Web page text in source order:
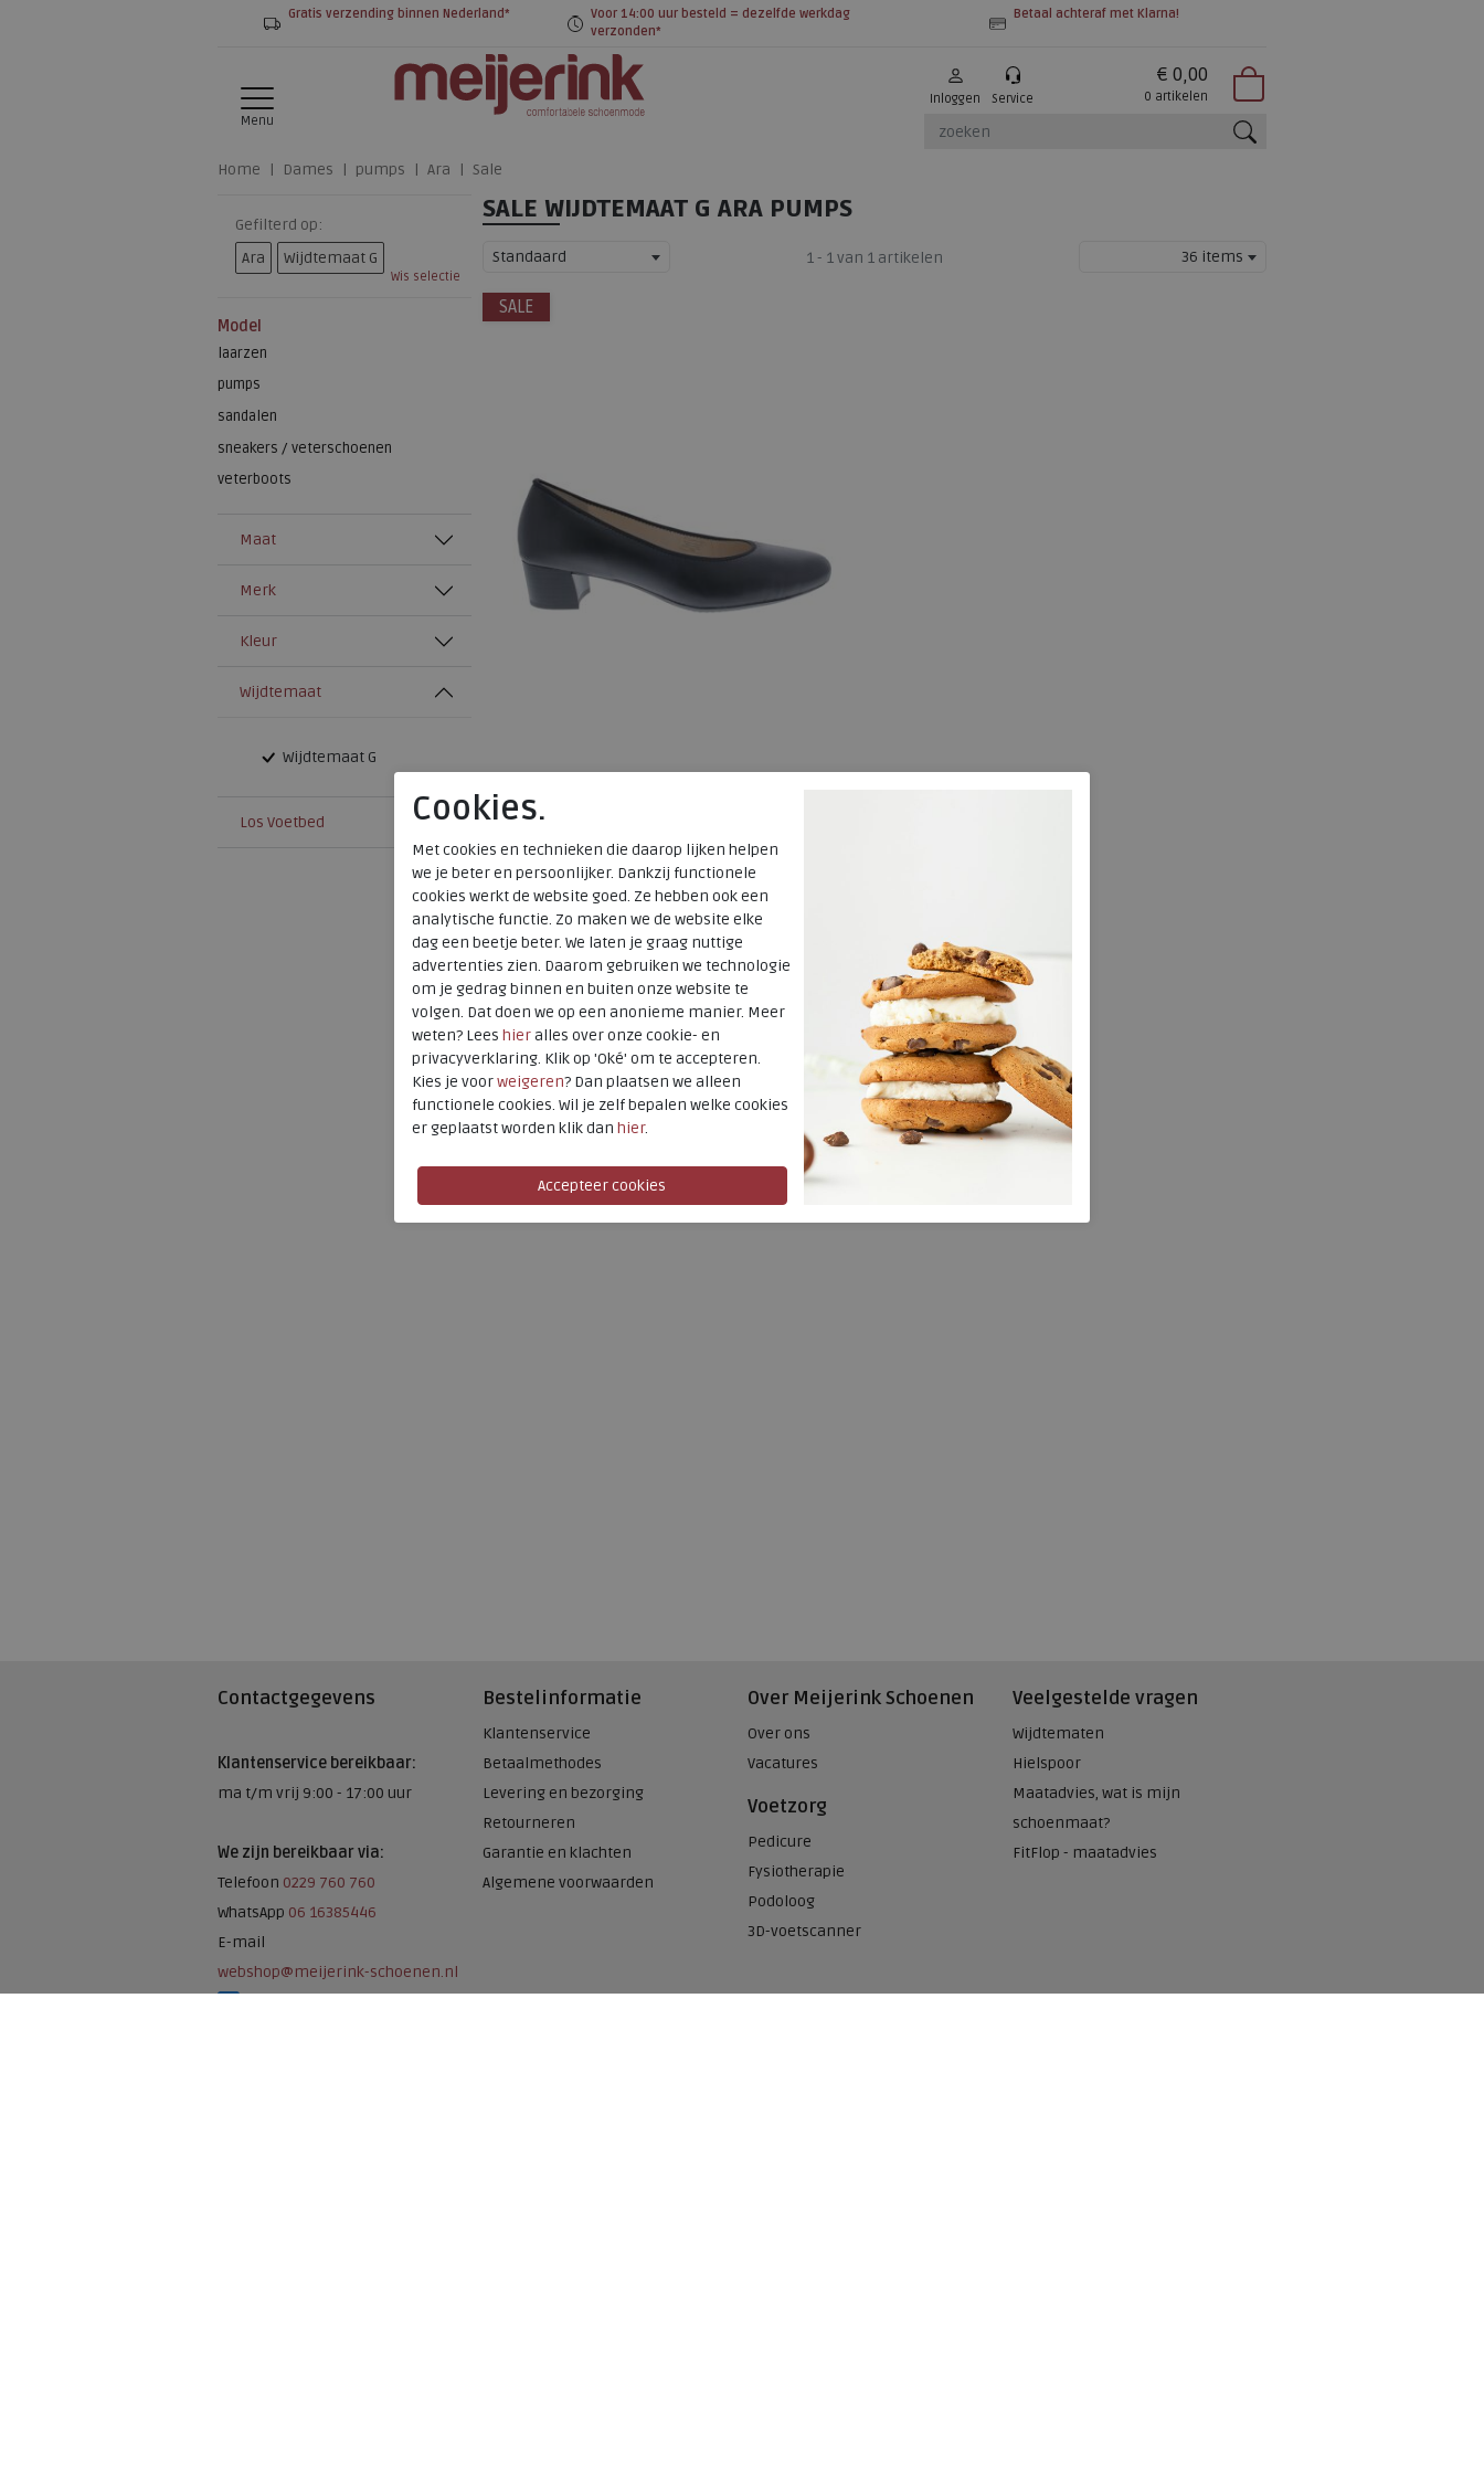
Gratis verzending binnen Nederland*
Voor 14:00 uur besteld = dezelfde werkdag
verzonden*
Betaal achteraf met Klarna!
Menu
Inloggen Service
€ 0,00
0 artikelen
Home Dames pumps Ara Sale
Gefilterd op:
Ara
Wijdtemaat G
Wis selectie
Model
laarzen
pumps
sandalen
sneakers / veterschoenen
veterboots
Maat
Merk
Kleur
Wijdtemaat
Wijdtemaat G
Los Voetbed
SALE WIJDTEMAAT G ARA PUMPS
Standaard 1 - 1 van 1 artikelen 36 items
SALE
Vicenza black
wijdte Wijdtemaat G
€ 119,95
€ 83,97
Beschikbare maten
4,5 8
Contactgegevens
Klantenservice bereikbaar:
ma t/m vrij 9:00 - 17:00 uur
We zijn bereikbaar via:
Telefoon 0229 760 760
WhatsApp 06 16385446
E-mail
webshop@meijerink-schoenen.nl
Bestelinformatie
Klantenservice
Betaalmethodes
Levering en bezorging
Retourneren
Garantie en klachten
Algemene voorwaarden
Over Meijerink Schoenen
Over ons
Vacatures
Voetzorg
Pedicure
Fysiotherapie
Podoloog
3D-voetscanner
Veelgestelde vragen
Wijdtematen
Hielspoor
Maatadvies, wat is mijn
schoenmaat?
FitFlop - maatadvies
Cookies.
Met cookies en technieken die daarop lijken helpen
we je beter en persoonlijker. Dankzij functionele
cookies werkt de website goed. Ze hebben ook een
analytische functie. Zo maken we de website elke
dag een beetje beter. We laten je graag nuttige
advertenties zien. Daarom gebruiken we technologie
om je gedrag binnen en buiten onze website te
volgen. Dat doen we op een anonieme manier. Meer
weten? Lees hieralles over onze cookie- en
privacyverklaring. Klik op 'Oké' om te accepteren.
Kies je voorweigeren? Dan plaatsen we alleen
functionele cookies. Wil je zelf bepalen welke cookies
er geplaatst worden klik dan hier.